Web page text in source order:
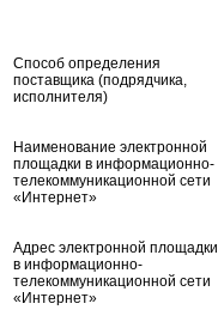
Способ определения
поставщика (подрядчика,
исполнителя)
Наименование электронной
площадки в информационно-
телекоммуникационной сети
«Интернет»
Адрес электронной площадки
в информационно-
телекоммуникационной сети
«Интернет»